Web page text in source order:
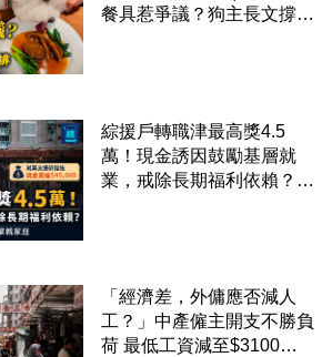
餐具惹爭議？狗主長文撐
綜援戶轉職津最高獎4.5
萬！現金誘因鼓勵基層就
業，戒除長期福利依賴？鄧
「經濟差，外傭應否減人
工？」中產僱主開支不勝負
荷 最低工資減至$3100蚊